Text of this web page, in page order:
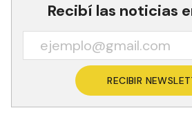
Recibí las noticias
RECIBIR